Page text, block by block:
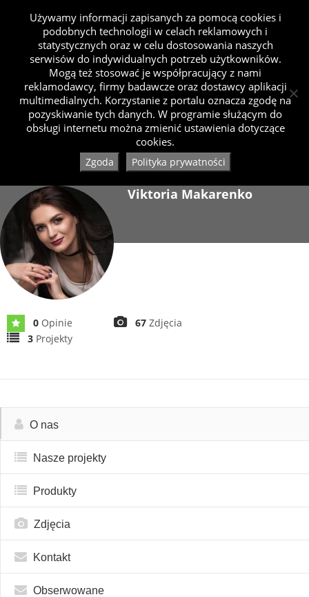
Viktoria Makarenko
0 Opinie 67 Zdjęcia
3 Projekty
O nas
Nasze projekty
Produkty
Zdjęcia
Kontakt
Obserwowane
Używamy informacji zapisanych za pomocą cookies i
podobnych technologii w celach reklamowych i
statystycznych oraz w celu dostosowania naszych
serwisów do indywidualnych potrzeb użytkowników.
Mogą też stosować je współpracujący z nami
reklamodawcy, firmy badawcze oraz dostawcy aplikacji
multimedialnych. Korzystanie z portalu oznacza zgodę na
pozyskiwanie tych danych. W programie służącym do
obsługi internetu można zmienić ustawienia dotyczące
cookies.
Zgoda Polityka prywatności